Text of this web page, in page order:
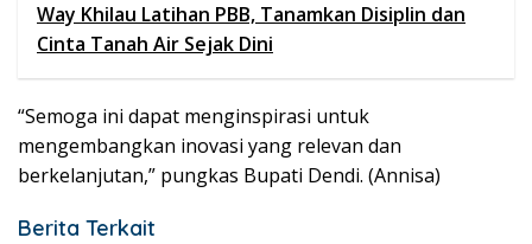
Way Khilau Latihan PBB, Tanamkan Disiplin dan
Cinta Tanah Air Sejak Dini
“Semoga ini dapat menginspirasi untuk
mengembangkan inovasi yang relevan dan
berkelanjutan,” pungkas Bupati Dendi. (Annisa)
Berita Terkait